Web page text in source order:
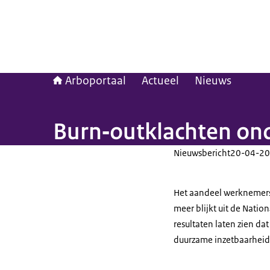
Arboportaal Actueel Nieuws
Burn‑outklachten
Nieuwsbericht20-04-
Het aandeel
meer blijkt uit de
resultaten laten zien
duurzame